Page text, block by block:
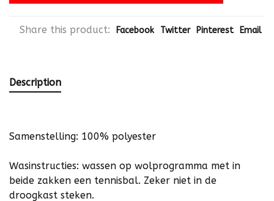
Share this product: Facebook Twitter Pinterest Email
Description
Samenstelling: 100% polyester
Wasinstructies: wassen op wolprogramma met in
beide zakken een tennisbal. Zeker niet in de
droogkast steken.